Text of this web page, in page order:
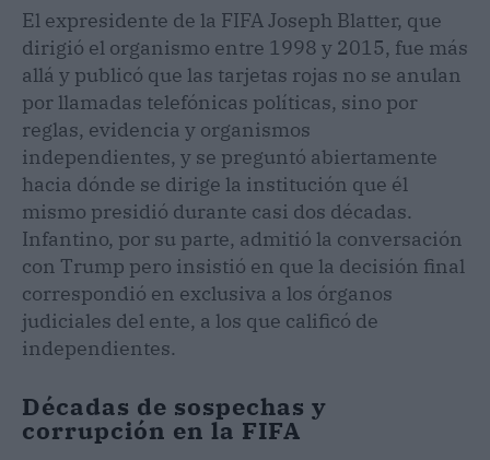
El expresidente de la FIFA Joseph Blatter, que
dirigió el organismo entre 1998 y 2015, fue más
allá y publicó que las tarjetas rojas no se anulan
por llamadas telefónicas políticas, sino por
reglas, evidencia y organismos
independientes, y se preguntó abiertamente
hacia dónde se dirige la institución que él
mismo presidió durante casi dos décadas.
Infantino, por su parte, admitió la conversación
con Trump pero insistió en que la decisión final
correspondió en exclusiva a los órganos
judiciales del ente, a los que calificó de
independientes.
Décadas de sospechas y
corrupción en la FIFA